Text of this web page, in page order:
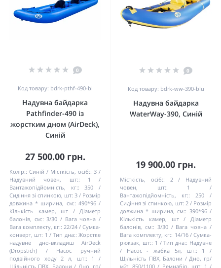
0
Код товару: bdrk-pthf-490-bl
Надувна байдарка
Pathfinder-490 із
жорстким дном (AirDeck),
Синій
27 500.00 грн.
Колір:: Синій Місткість, осіб:: 3
Надувний човен, шт::
1
Вантажопідйомність, кг::
350
Сидіння зі спинкою, шт: 3
Розмір
довжина * ширина, см:: 490*96
Кількість камер, шт / Діаметр
балонів, см:: 3/30
Вага човна /
Вага комплекту, кг:: 22/24
Сумка-
конверт, шт: 1 Тип дна:: Жорстке
надувне дно-вкладиш AirDeck
(Dropstich)
Насос ручний
подвійного ходу 2 л, шт::
1
Щільність ПВХ, Балони / Дно, гр/
0
Код товару: bdrk-ww-390-blu
Надувна байдарка
WaterWay-390, Синій
19 900.00 грн.
Місткість, осіб:: 2
Надувний
човен, шт::
1
Вантажопідйомність, кг::
250
Сидіння зі спинкою, шт: 2
Розмір
довжина * ширина, см:: 390*96
Кількість камер, шт / Діаметр
балонів, см:: 3/30
Вага човна /
Вага комплекту, кг:: 14/16
Сумка-
рюкзак, шт:: 1 Тип дна:: Надувне
Насос - жабка 5л, шт::
1
Щільність ПВХ, Балони / Дно, гр/
м2:: 850/1100 Ремнабір, шт:: 1